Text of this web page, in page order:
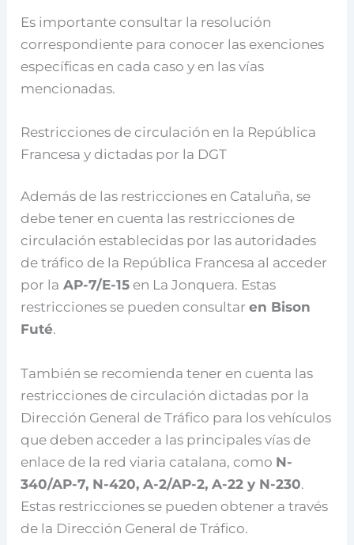
Es importante consultar la resolución
correspondiente para conocer las exenciones
específicas en cada caso y en las vías
mencionadas.
Restricciones de circulación en la República
Francesa y dictadas por la DGT
Además de las restricciones en Cataluña, se
debe tener en cuenta las restricciones de
circulación establecidas por las autoridades
de tráfico de la República Francesa al acceder
por la AP-7/E-15 en La Jonquera. Estas
restricciones se pueden consultaren Bison
Futé.
También se recomienda tener en cuenta las
restricciones de circulación dictadas por la
Dirección General de Tráfico para los vehículos
que deben acceder a las principales vías de
enlace de la red viaria catalana, como N-
340/AP-7, N-420, A-2/AP-2, A-22 y N-230.
Estas restricciones se pueden obtener a través
de la Dirección General de Tráfico.